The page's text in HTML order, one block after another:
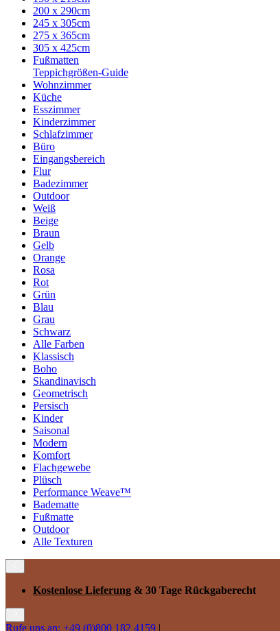
200 x 290cm
245 x 305cm
275 x 365cm
305 x 425cm
Fußmatten
Teppichgrößen-Guide
Wohnzimmer
Küche
Esszimmer
Kinderzimmer
Schlafzimmer
Büro
Eingangsbereich
Flur
Badezimmer
Outdoor
Weiß
Beige
Braun
Gelb
Orange
Rosa
Rot
Grün
Blau
Grau
Schwarz
Alle Farben
Klassisch
Boho
Skandinavisch
Geometrisch
Persisch
Kinder
Saisonal
Modern
Komfort
Flachgewebe
Plüsch
Performance Weave™
Badematte
Fußmatte
Outdoor
Alle Texturen
Kostenlose Lieferung & 30 Tage Rückgaberecht
Rufe uns an: +49 (0)800 182 4159 |